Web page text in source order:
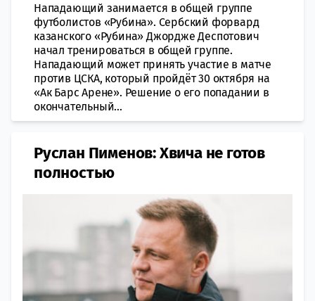
Нападающий занимается в общей группе
футболистов «Рубина». Сербский форвард
казанского «Рубина» Джордже Деспотович
начал тренироваться в общей группе.
Нападающий может принять участие в матче
против ЦСКА, который пройдёт 30 октября на
«Ак Барс Арене». Решение о его попадании в
окончательный...
Руслан Пименов: Хвича не готов
полностью